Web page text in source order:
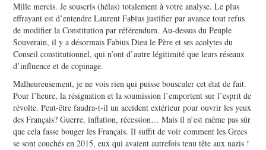
Mille mercis. Je souscris (hélas) totalement à votre analyse. Le plus
effrayant est d’entendre Laurent Fabius justifier par avance tout refus
de modifier la Constitution par référendum. Au-dessus du Peuple
Souverain, il y a désormais Fabius Dieu le Père et ses acolytes du
Conseil constitutionnel, qui n’ont d’autre légitimité que leurs réseaux
d’influence et de copinage.
Malheureusement, je ne vois rien qui puisse bousculer cet état de fait.
Pour l’heure, la résignation et la soumission l’emportent sur l’esprit de
révolte. Peut-être faudra-t-il un accident extérieur pour ouvrir les yeux
des Français? Guerre, inflation, récession… Mais il n’est même pas sûr
que cela fasse bouger les Français. Il suffit de voir comment les Grecs
se sont couchés en 2015, eux qui avaient autrefois tenu tête aux nazis !